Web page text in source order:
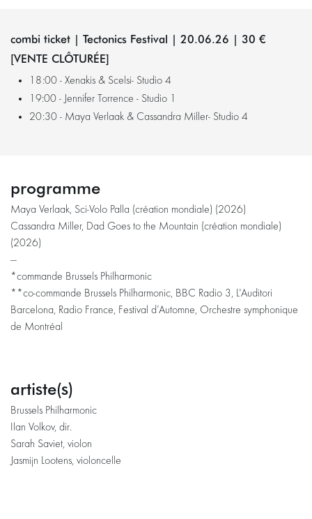
combi ticket | Tectonics Festival | 20.06.26 | 30 €
[VENTE CLÔTURÉE]
18:00 - Xenakis & Scelsi- Studio 4
19:00 - Jennifer Torrence - Studio 1
20:30 - Maya Verlaak & Cassandra Miller- Studio 4
programme
Maya Verlaak, Sci-Volo Palla (création mondiale) (2026)
Cassandra Miller, Dad Goes to the Mountain (création mondiale)
(2026)
---
*commande Brussels Philharmonic
**co-commande Brussels Philharmonic, BBC Radio 3, L'Auditori
Barcelona, Radio France, Festival d’Automne, Orchestre symphonique
de Montréal
artiste(s)
Brussels Philharmonic
Ilan Volkov, dir.
Sarah Saviet, violon
Jasmijn Lootens, violoncelle